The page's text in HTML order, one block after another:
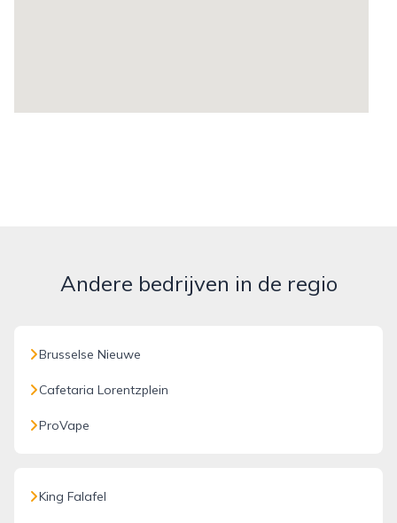
Andere bedrijven in de regio
Brusselse Nieuwe
Cafetaria Lorentzplein
ProVape
King Falafel